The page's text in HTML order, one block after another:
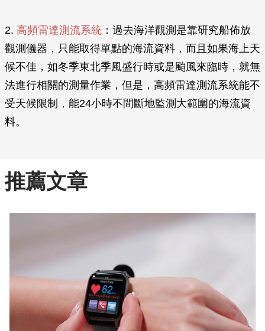
2. 高頻雷達測流系統 ：過去海洋觀測是靠研究船佈放
觀測儀器，只能取得單點的海流資料，而且如果海上天
候不佳，如冬季東北季風盛行時或是颱風來臨時，就無
法進行相關的測量作業，但是，高頻雷達測流系統能不
受天候限制，能24小時不間斷地監測大範圍的海流資
料。
推薦文章